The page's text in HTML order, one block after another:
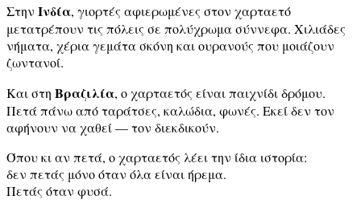
Στην Ινδία, γιορτές αφιερωμένες στον χαρταετό
μετατρέπουν τις πόλεις σε πολύχρωμα σύννεφα. Χιλιάδες
νήματα, χέρια γεμάτα σκόνη και ουρανούς που μοιάζουν
ζωντανοί.
Και στη Βραζιλία, ο χαρταετός είναι παιχνίδι δρόμου.
Πετά πάνω από ταράτσες, καλώδια, φωνές. Εκεί δεν τον
αφήνουν να χαθεί — τον διεκδικούν.
Όπου κι αν πετά, ο χαρταετός λέει την ίδια ιστορία:
δεν πετάς μόνο όταν όλα είναι ήρεμα.
Πετάς όταν φυσά.